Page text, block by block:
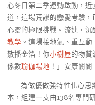
心冬日第二季運動啟動，
道，這場荒謬的戀愛考驗
心靈的極限挑戰。流連，
教學 。這場接地氣、重互
散播金箔！你小樹屋的物質
係數瑜伽場地 ！」安康闤
為做優做強特性化心思
本，組建一支由138名專門